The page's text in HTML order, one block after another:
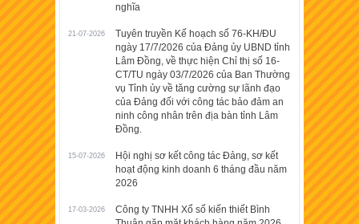
nghĩa
21-07-2026
Tuyên truyền Kế hoạch số 76-KH/ĐU
ngày 17/7/2026 của Đảng ủy UBND tỉnh
Lâm Đồng, về thực hiện Chỉ thị số 16-
CT/TU ngày 03/7/2026 của Ban Thường
vụ Tỉnh ủy về tăng cường sự lãnh đạo
của Đảng đối với công tác bảo đảm an
ninh công nhân trên địa bàn tỉnh Lâm
Đồng.
15-07-2026
Hội nghị sơ kết công tác Đảng, sơ kết
hoạt động kinh doanh 6 tháng đầu năm
2026
17-03-2026
Công ty TNHH Xổ số kiến thiết Bình